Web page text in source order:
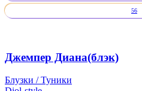
56
Джемпер Диана(блэк)
Блузки / Туники